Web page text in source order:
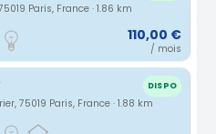
Paris, France · 1.86 km
110,00 €
/ mois
DISPO
75019 Paris, France · 1.88 km